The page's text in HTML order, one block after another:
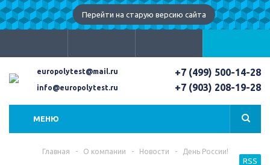
Перейти на старую версию сайта
europolytest@mail.ru
info@europolytest.ru
+7 (499) 500-14-28
+7 (903) 208-19-28
МЕНЮ
Главная - О компании - Новости - День России!
RSS